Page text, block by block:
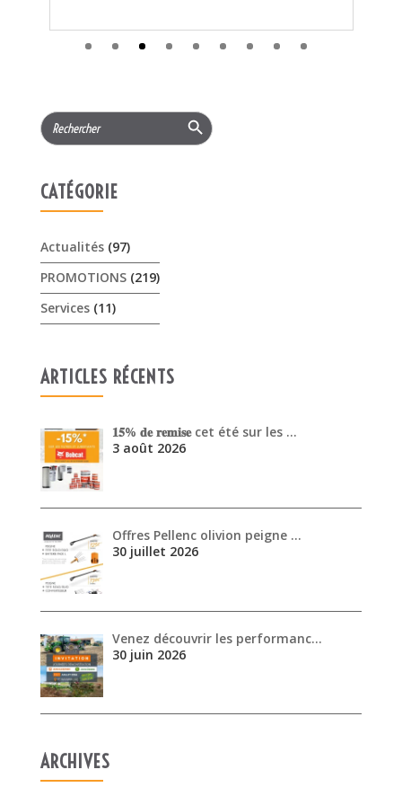
CATÉGORIE
PROMOTIONS
𝟏𝟓% 𝐝𝐞 𝐫𝐞𝐦𝐢𝐬𝐞 cet été sur les …
3 août 2026
Offres Pellenc olivion peigne …
30 juin 2026
ARCHIVES
août 2026
juillet 2026
mai 2026